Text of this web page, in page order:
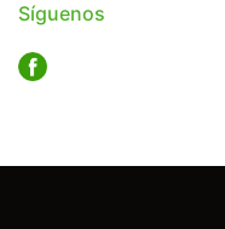
Síguenos